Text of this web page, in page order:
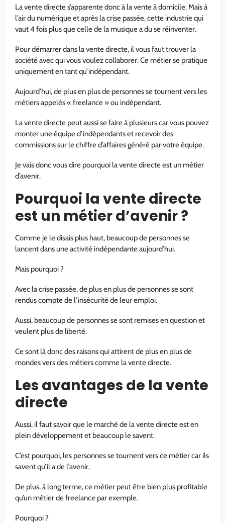
La vente directe s’apparente donc à la vente à domicile. Mais à
l’air du numérique et après la crise passée, cette industrie qui
vaut 4 fois plus que celle de la musique a du se réinventer.
Pour démarrer dans la vente directe, il vous faut trouver la
société avec qui vous voulez collaborer. Ce métier se pratique
uniquement en tant qu’indépendant.
Aujourd’hui, de plus en plus de personnes se tournent vers les
métiers appelés « freelance » ou indépendant.
La vente directe peut aussi se faire à plusieurs car vous pouvez
monter une équipe d’indépendants et recevoir des
commissions sur le chiffre d’affaires généré par votre équipe.
Je vais donc vous dire pourquoi la vente directe est un métier
d’avenir.
Pourquoi la vente directe
est un métier d’avenir ?
Comme je le disais plus haut, beaucoup de personnes se
lancent dans une activité indépendante aujourd’hui.
Mais pourquoi ?
Avec la crise passée, de plus en plus de personnes se sont
rendus compte de l’insécurité de leur emploi.
Aussi, beaucoup de personnes se sont remises en question et
veulent plus de liberté.
Ce sont là donc des raisons qui attirent de plus en plus de
mondes vers des métiers comme la vente directe.
Les avantages de la vente
directe
Aussi, il faut savoir que le marché de la vente directe est en
plein développement et beaucoup le savent.
C’est pourquoi, les personnes se tournent vers ce métier car ils
savent qu’il a de l’avenir.
De plus, à long terme, ce métier peut être bien plus profitable
qu’un métier de freelance par exemple.
Pourquoi ?